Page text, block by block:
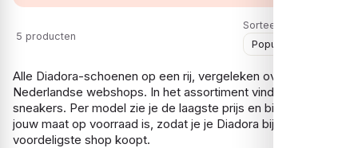
5 producten
Sorteer:
Alle Diadora-schoenen op een rij, vergeleken over meerdere
Nederlandse webshops. In het assortiment vind je vooral
sneakers. Per model zie je de laagste prijs en bij welke shop
jouw maat op voorraad is, zodat je je Diadora bij de
voordeligste shop koopt.